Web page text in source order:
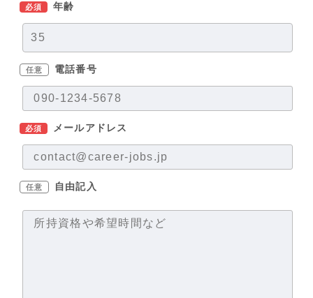
必須 年齢
任意 電話番号
必須 メールアドレス
任意 自由記入